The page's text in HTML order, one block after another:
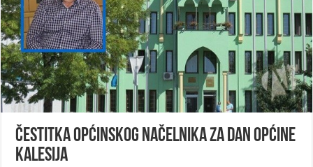
ČESTITKA OPĆINSKOG NAČELNIKA ZA DAN OPĆINE
KALESIJA